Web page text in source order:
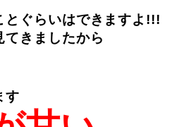
とぐらいはできますよ!!!
てきましたから
す